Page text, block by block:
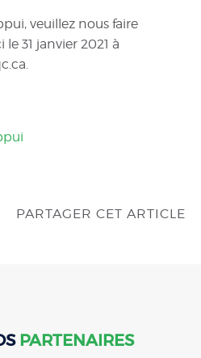
veuillez nous faire
31 janvier 2021 à
PARTAGER CET ARTICLE
PARTENAIRES